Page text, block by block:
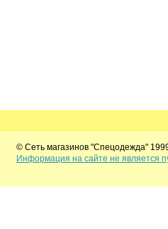
© Сеть магазинов "Спецодежда"
Информация на сайте не является